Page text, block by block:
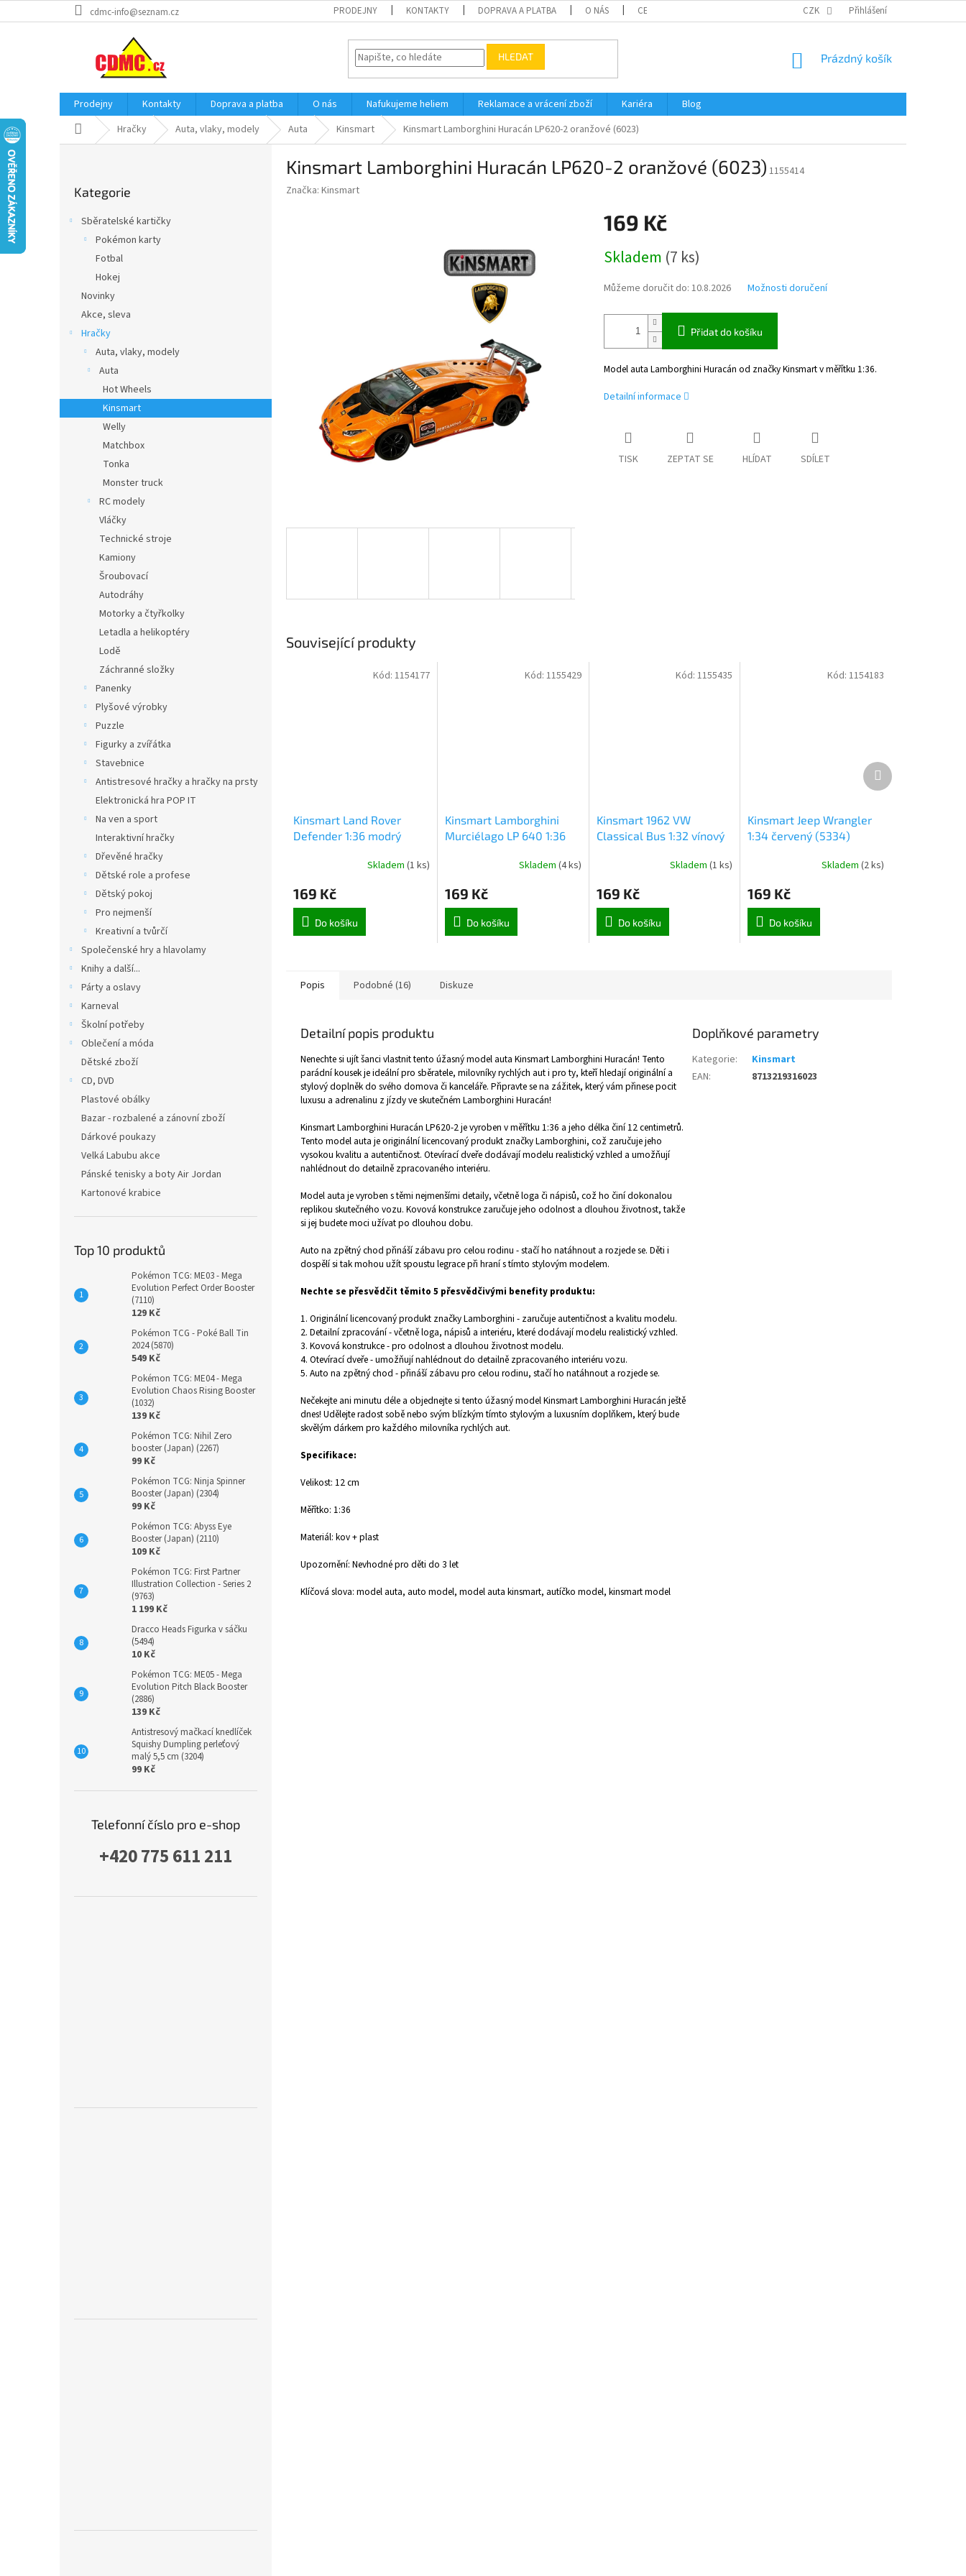
na
cdmc-info@seznam.cz PRODEJNY KONTAKTY DOPRAVA A PLATBA O NÁS CERTIFIKÁTY A NÁVODY OBCHODNÍ PODMÍNKY OCHRANA OSOBNÍCH
CZK Přihlášení
HLEDAT
NÁKUPNÍ
Prázdný košík
Prodejny Kontakty Doprava a platba O nás Nafukujeme heliem Reklamace a vrácení zboží Kariéra
Blog
Domů Hračky Auta, vlaky, modely Auta Kinsmart Kinsmart Lamborghini Huracán LP620-2 oranžové (6023)
kategorie
Kategorie
Sběratelské kartičky
Pokémon karty
Fotbal
Hokej
Novinky
Akce, sleva
Hračky
Auta, vlaky, modely
Auta
Hot Wheels
Kinsmart
Welly
Matchbox
Tonka
Monster truck
RC modely
Vláčky
Technické stroje
Kamiony
Šroubovací
Autodráhy
Motorky a čtyřkolky
Letadla a helikoptéry
Lodě
Záchranné složky
Panenky
Plyšové výrobky
Puzzle
Figurky a zvířátka
Stavebnice
Antistresové hračky a hračky na prsty
Elektronická hra POP IT
Na ven a sport
Interaktivní hračky
Dřevěné hračky
Dětské role a profese
Dětský pokoj
Pro nejmenší
Kreativní a tvůrčí
Společenské hry a hlavolamy
Knihy a další...
Párty a oslavy
Karneval
Školní potřeby
Oblečení a móda
Dětské zboží
CD, DVD
Plastové obálky
Bazar - rozbalené a zánovní zboží
Dárkové poukazy
Velká Labubu akce
Pánské tenisky a boty Air Jordan
Kartonové krabice
Top 10 produktů
Pokémon TCG: ME03 - Mega
Evolution Perfect Order Booster
(7110)
129 Kč
Pokémon TCG - Poké Ball Tin
2024 (5870)
549 Kč
Pokémon TCG: ME04 - Mega
Evolution Chaos Rising Booster
(1032)
139 Kč
Pokémon TCG: Nihil Zero
booster (Japan) (2267)
99 Kč
Pokémon TCG: Ninja Spinner
Booster (Japan) (2304)
99 Kč
Pokémon TCG: Abyss Eye
Booster (Japan) (2110)
109 Kč
Pokémon TCG: First Partner
Illustration Collection - Series 2
(9763)
1 199 Kč
Dracco Heads Figurka v sáčku
(5494)
10 Kč
Pokémon TCG: ME05 - Mega
Evolution Pitch Black Booster
(2886)
139 Kč
Antistresový mačkací knedlíček
Squishy Dumpling perleťový
malý 5,5 cm (3204)
99 Kč
Telefonní číslo pro e-shop
+420 775 611 211
Kinsmart Lamborghini Huracán LP620-2 oranžové (6023) 1155414
Značka: Kinsmart
169 Kč
cena:
Skladem (7 ks)
Můžeme doručit do: 10.8.2026 Možnosti doručení
Přidat do košíku
Model auta Lamborghini Huracán od značky Kinsmart v měřítku 1:36.
Detailní informace
TISK ZEPTAT SE HLÍDAT SDÍLET
Související produkty
Kinsmart Land Rover
Defender 1:36 modrý
Skladem (1 ks)
169 Kč
Do košíku
Kód: 1154177
Kinsmart Lamborghini
Murciélago LP 640 1:36
Skladem (4 ks)
169 Kč
Do košíku
Kód: 1155429
Kinsmart 1962 VW
Classical Bus 1:32 vínový
Skladem(1 ks)
169 Kč
Do košíku
Kód:1155435
Kinsmart Jeep Wrangler
1:34 červený (5334)
Skladem (2 ks)
169 Kč
Do košíku
Kód: 1154183
Další
produkt
Popis Podobné (16) Diskuze
Detailní popis produktu
Nenechte si ujít šanci vlastnit tento úžasný model auta Kinsmart Lamborghini Huracán! Tento
parádní kousek je ideální pro sběratele, milovníky rychlých aut i pro ty, kteří hledají originální a
stylový doplněk do svého domova či kanceláře. Připravte se na zážitek, který vám přinese pocit
luxusu a adrenalinu z jízdy ve skutečném Lamborghini Huracán!
Kinsmart Lamborghini Huracán LP620-2 je vyroben v měřítku 1:36 a jeho délka činí 12 centimetrů.
Tento model auta je originální licencovaný produkt značky Lamborghini, což zaručuje jeho
vysokou kvalitu a autentičnost. Otevírací dveře dodávají modelu realistický vzhled a umožňují
nahlédnout do detailně zpracovaného interiéru.
Model auta je vyroben s těmi nejmenšími detaily, včetně loga či nápisů, což ho činí dokonalou
replikou skutečného vozu. Kovová konstrukce zaručuje jeho odolnost a dlouhou životnost, takže
si jej budete moci užívat po dlouhou dobu.
Auto na zpětný chod přináší zábavu pro celou rodinu - stačí ho natáhnout a rozjede se. Děti i
dospělí si tak mohou užít spoustu legrace při hraní s tímto stylovým modelem.
Nechte se přesvědčit těmito 5 přesvědčivými benefity produktu:
1. Originální licencovaný produkt značky Lamborghini - zaručuje autentičnost a kvalitu modelu.
2. Detailní zpracování - včetně loga, nápisů a interiéru, které dodávají modelu realistický vzhled.
3. Kovová konstrukce - pro odolnost a dlouhou životnost modelu.
4. Otevírací dveře - umožňují nahlédnout do detailně zpracovaného interiéru vozu.
5. Auto na zpětný chod - přináší zábavu pro celou rodinu, stačí ho natáhnout a rozjede se.
Nečekejte ani minutu déle a objednejte si tento úžasný model Kinsmart Lamborghini Huracán ještě
dnes! Udělejte radost sobě nebo svým blízkým tímto stylovým a luxusním doplňkem, který bude
skvělým dárkem pro každého milovníka rychlých aut.
Specifikace:
Velikost: 12 cm
Měřítko: 1:36
Materiál: kov + plast
Upozornění: Nevhodné pro děti do 3 let
Klíčová slova: model auta, auto model, model auta kinsmart, autíčko model, kinsmart model
Doplňkové parametry
Kategorie:
Kinsmart
EAN: 8713219316023